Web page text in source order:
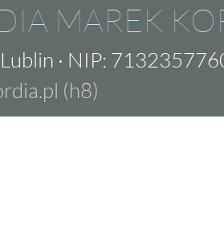
MAREK
· NIP:
(h8)